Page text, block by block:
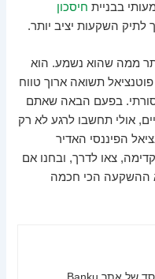
בבניית חיסכון
השקעות יציב יותר.
ממה שהוא נשמע. הוא
פוטנציאל תשואה ארוך טווח
בפעם הבאה שאתם
אולי תחשבו לרגע לא רק
הפיננסי האדיר
צאו לדרך, ובחנו אם
ההשקעה הכי חכמה